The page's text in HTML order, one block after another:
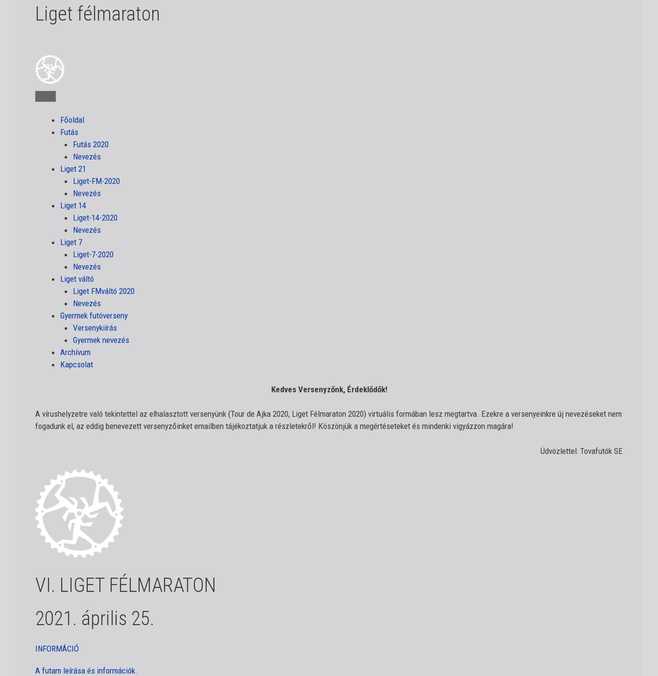
Liget félmaraton
Főoldal
Futás
Futás 2020
Nevezés
Liget 21
Liget-FM-2020
Nevezés
Liget 14
Liget-14-2020
Nevezés
Liget 7
Liget-7-2020
Nevezés
Liget váltó
Liget FMváltó 2020
Nevezés
Gyermek futóverseny
Versenykiírás
Gyermek nevezés
Archívum
Kapcsolat
Kedves Versenyzőnk, Érdeklődők!
A vírushelyzetre való tekintettel az elhalasztott versenyünk (Tour de Ajka 2020, Liget Félmaraton 2020) virtuális formában lesz megtartva. Ezekre a versenyeinkre új nevezéseket nem
fogadunk el, az eddig benevezett versenyzőinket emailben tájékoztatjuk a részletekről! Köszönjük a megértéseteket és mindenki vigyázzon magára!
Üdvözlettel: Tovafutók SE
VI. LIGET FÉLMARATON
2021. április 25.
INFORMÁCIÓ
A futam leírása és információk.